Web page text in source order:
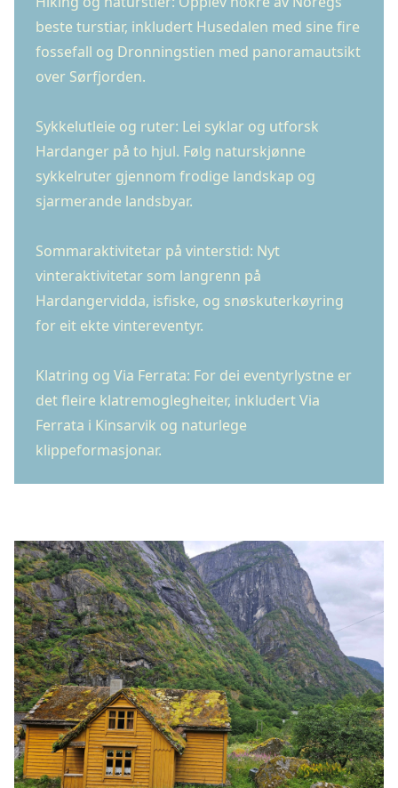
beste turstiar, inkludert Husedalen med sine fire
fossefall og Dronningstien med panoramautsikt
over Sørfjorden.
Sykkelutleie og ruter: Lei syklar og utforsk
Hardanger på to hjul. Følg naturskjønne
sykkelruter gjennom frodige landskap og
sjarmerande landsbyar.
Sommaraktivitetar på vinterstid: Nyt
vinteraktivitetar som langrenn på
Hardangervidda, isfiske, og snøskuterkøyring
for eit ekte vintereventyr.
Klatring og Via Ferrata: For dei eventyrlystne er
det fleire klatremoglegheiter, inkludert Via
Ferrata i Kinsarvik og naturlege
klippeformasjonar.